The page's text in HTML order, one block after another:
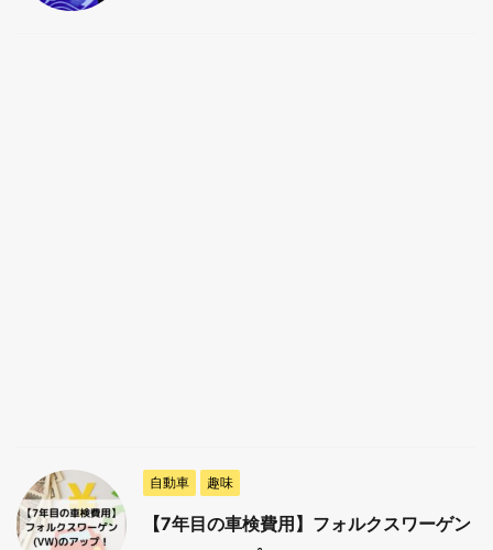
自動車 趣味
【7年目の車検費用】フォルクスワーゲン